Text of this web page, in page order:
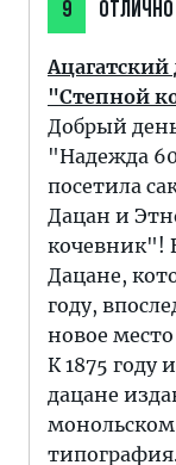
9 ОТЛИЧНО
"Степной
Добрый
"Надежда
посетила
Дацан и
кочевник"!
Дацане,
году,
новое
К 1875 году
дацане
монольском